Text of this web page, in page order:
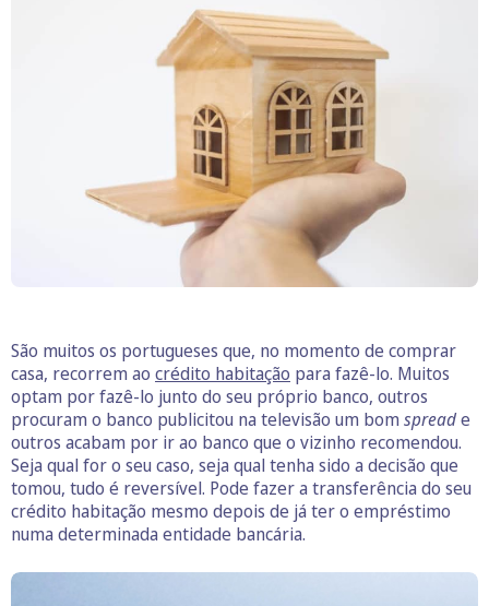
São muitos os portugueses que, no momento de comprar
casa, recorrem ao crédito habitação para fazê-lo. Muitos
optam por fazê-lo junto do seu próprio banco, outros
procuram o banco publicitou na televisão um bom spreade
outros acabam por ir ao banco que o vizinho recomendou.
Seja qual for o seu caso, seja qual tenha sido a decisão que
tomou, tudo é reversível. Pode fazer a transferência do seu
crédito habitação mesmo depois de já ter o empréstimo
numa determinada entidade bancária.